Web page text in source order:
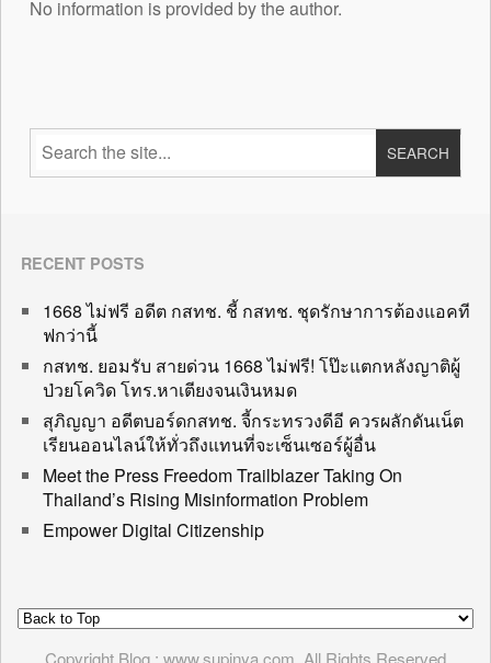
No information is provided by the author.
RECENT POSTS
1668 ไม่ฟรี อดีต กสทช. ชี้ กสทช. ชุดรักษาการต้องแอคที
ฟกว่านี้
กสทช. ยอมรับ สายด่วน 1668 ไม่ฟรี! โป๊ะแตกหลังญาติผู้
ป่วยโควิด โทร.หาเตียงจนเงินหมด
สุภิญญา อดีตบอร์ดกสทช. จี้กระทรวงดีอี ควรผลักดันเน็ต
เรียนออนไลน์ให้ทั่วถึงแทนที่จะเซ็นเซอร์ผู้อื่น
Meet the Press Freedom Trailblazer Taking On
Thailand’s Rising Misinformation Problem
Empower Digital Citizenship
Copyright Blog : www.supinya.com. All Rights Reserved